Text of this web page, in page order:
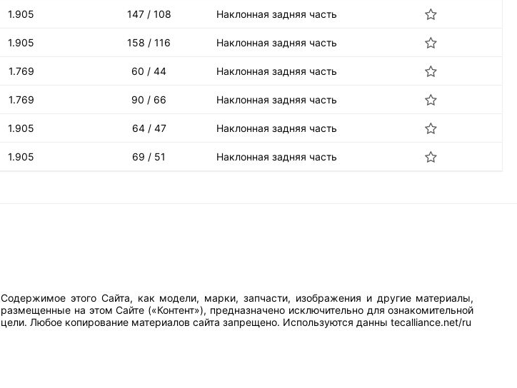
1.905 147 / 108 Наклонная задняя часть
1.905 158 / 116 Наклонная задняя часть
1.769 60 / 44 Наклонная задняя часть
1.769 90 / 66 Наклонная задняя часть
1.905 64 / 47 Наклонная задняя часть
1.905 69 / 51 Наклонная задняя часть
Содержимое этого Сайта, как модели, марки, запчасти, изображения и другие материалы,
размещенные на этом Сайте («Контент»), предназначено исключительно для ознакомительной
цели. Любое копирование материалов сайта запрещено. Используются данны tecalliance.net/ru